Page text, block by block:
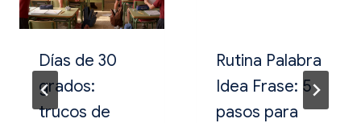
Días de 30
grados:
trucos de
Rutina Palabra
Idea Frase: 5
pasos para